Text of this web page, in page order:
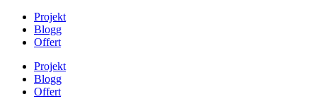
Projekt
Blogg
Offert
Projekt
Blogg
Offert